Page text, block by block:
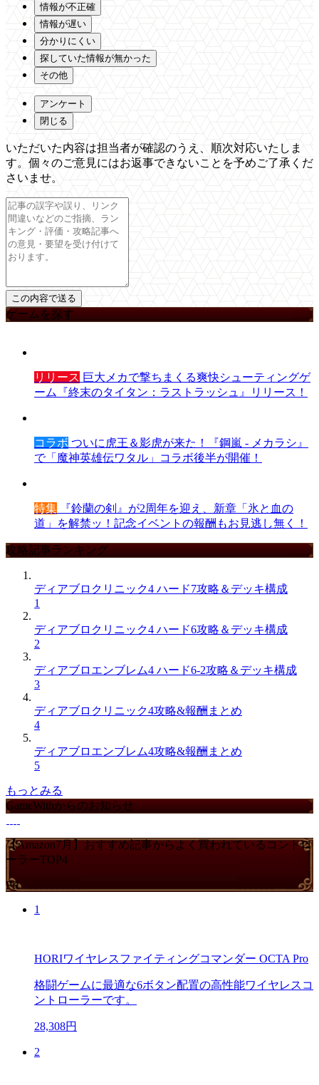
情報が不正確
情報が遅い
分かりにくい
探していた情報が無かった
その他
アンケート
閉じる
いただいた内容は担当者が確認のうえ、順次対応いたしま
す。個々のご意見にはお返事できないことを予めご了承くだ
さいませ。
ゲームを探す
リリース 巨大メカで撃ちまくる爽快シューティングゲ
ーム『終末のタイタン：ラストラッシュ』リリース！
コラボ ついに虎王＆影虎が来た！『鋼嵐 - メカラシ』
で「魔神英雄伝ワタル」コラボ後半が開催！
特集 『鈴蘭の剣』が2周年を迎え、新章「氷と血の
道」を解禁ッ！記念イベントの報酬もお見逃し無く！
攻略記事ランキング
ディアブロクリニック4 ハード7攻略＆デッキ構成
1
ディアブロクリニック4 ハード6攻略＆デッキ構成
2
ディアブロエンブレム4 ハード6-2攻略＆デッキ構成
3
ディアブロクリニック4攻略&報酬まとめ
4
ディアブロエンブレム4攻略&報酬まとめ
5
もっとみる
GameWithからのお知らせ
【Amazon7月】おすすめ記事からよく買われているコントロ
ーラーTOP4
PR
1
HORIワイヤレスファイティングコマンダー OCTA Pro
格闘ゲームに最適な6ボタン配置の高性能ワイヤレスコ
ントローラーです。
28,308円
2